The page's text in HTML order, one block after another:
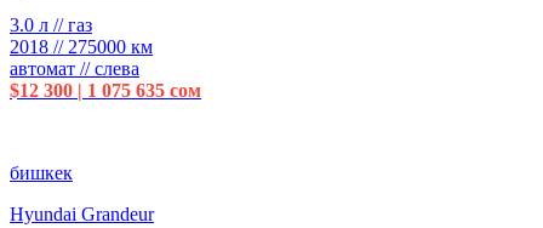
3.0 л // газ
2018 // 275000 км
автомат // слева
$12 300 | 1 075 635 сом
бишкек
Hyundai Grandeur